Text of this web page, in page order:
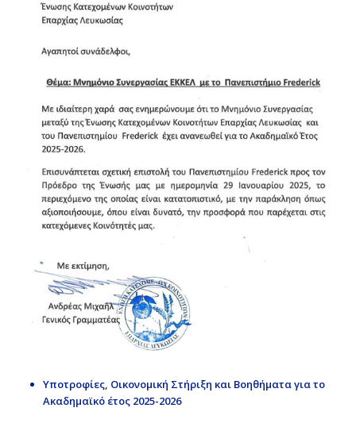
Υποτροφίες, Οικονομική Στήριξη και Βοηθήματα για το
Ακαδημαϊκό έτος 2025-2026